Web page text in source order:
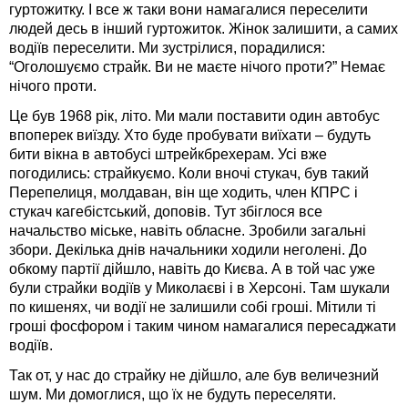
гуртожитку. І все ж таки вони намагалися переселити
людей десь в інший гуртожиток. Жінок залишити, а самих
водіїв переселити. Ми зустрілися, порадилися:
“Оголошуємо страйк. Ви не маєте нічого проти?” Немає
нічого проти.
Це був 1968 рік, літо. Ми мали поставити один автобус
впоперек виїзду. Хто буде пробувати виїхати – будуть
бити вікна в автобусі штрейкбрехерам. Усі вже
погодились: страйкуємо. Коли вночі стукач, був такий
Перепелиця, молдаван, він ще ходить, член КПРС і
стукач кагебістський, доповів. Тут збіглося все
начальство міське, навіть обласне. Зробили загальні
збори. Декілька днів начальники ходили неголені. До
обкому партії дійшло, навіть до Києва. А в той час уже
були страйки водіїв у Миколаєві і в Херсоні. Там шукали
по кишенях, чи водії не залишили собі гроші. Мітили ті
гроші фосфором і таким чином намагалися пересаджати
водіїв.
Так от, у нас до страйку не дійшло, але був величезний
шум. Ми домоглися, що їх не будуть переселяти.